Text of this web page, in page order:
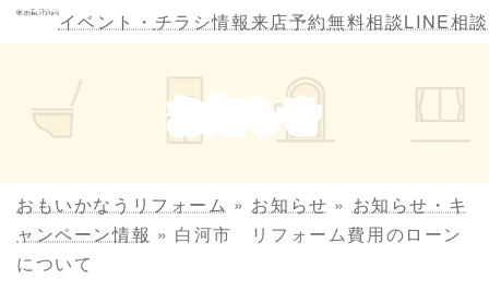
コ
ン
ッ
プ
ナ
ビ
移
動
イベント・ チラシ情報来店予約無料相談LINE相談
お知らせ
おもいかなうリフォーム » お知らせ » お知らせ・キ
ャンペーン情報 » 白河市 リフォーム費用のローン
について